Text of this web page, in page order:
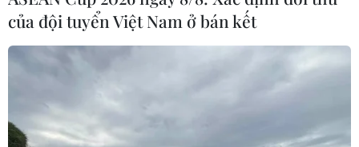
của đội tuyển Việt Nam ở bán kết